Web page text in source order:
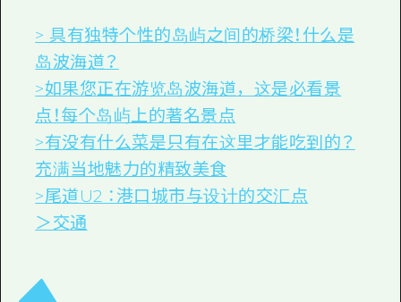
常见问题解答
照片下载
灾难发生期间的交通信息
广岛观光宣传册
> 具有独特个性的岛屿之间的桥梁！什么是
岛波海道？
>如果您正在游览岛波海道，这是必看景
点！每个岛屿上的著名景点
>有没有什么菜是只有在这里才能吃到的？
充满当地魅力的精致美食
>尾道U2 ：港口城市与设计的交汇点
＞交通